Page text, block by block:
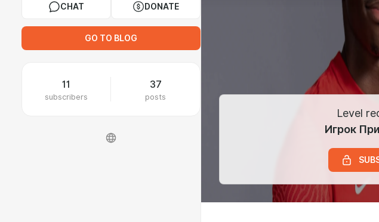
CHAT DONATE
GO TO BLOG
11
subscribers
37
posts
Level
Игрок